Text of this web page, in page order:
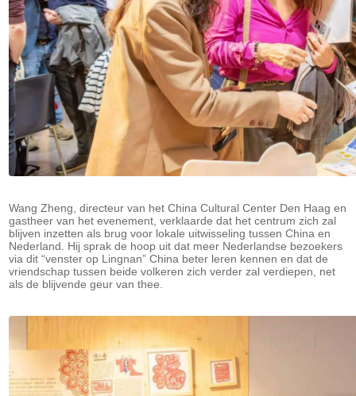
Wang Zheng, directeur van het China Cultural Center Den Haag en
gastheer van het evenement, verklaarde dat het centrum zich zal
blijven inzetten als brug voor lokale uitwisseling tussen China en
Nederland. Hij sprak de hoop uit dat meer Nederlandse bezoekers
via dit “venster op Lingnan” China beter leren kennen en dat de
vriendschap tussen beide volkeren zich verder zal verdiepen, net
als de blijvende geur van thee.